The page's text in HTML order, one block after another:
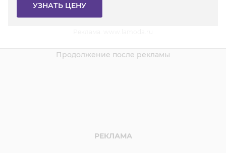
УЗНАТЬ ЦЕНУ